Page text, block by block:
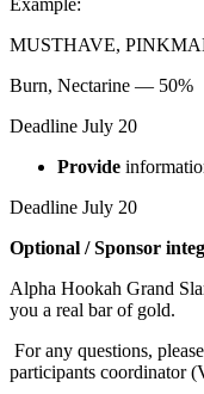
Example:
MUSTHAVE,
Burn, Nectarine — 50%
Deadline July 20
Provide
Deadline July 20
Optional / Sponsor
Alpha Hookah Grand
you a real bar of gold.
For any questions,
participants coordinator